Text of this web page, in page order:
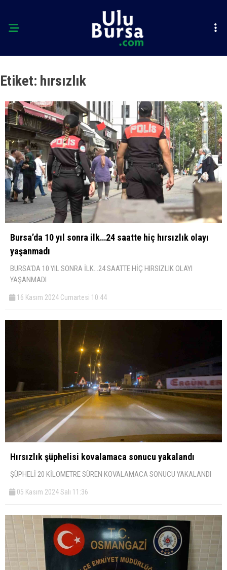
Etiket: hırsızlık
Bursa’da 10 yıl sonra ilk…24 saatte hiç hırsızlık olayı
yaşanmadı
BURSA'DA 10 YIL SONRA İLK...24 SAATTE HİÇ HIRSIZLIK OLAYI
YAŞANMADI
16 Kasım 2024 Cumartesi 10:44
Hırsızlık şüphelisi kovalamaca sonucu yakalandı
ŞÜPHELİ 20 KİLOMETRE SÜREN KOVALAMACA SONUCU YAKALANDI
05 Kasım 2024 Salı 11:36